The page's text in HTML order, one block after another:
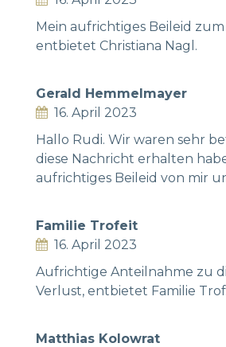
Mein aufrichtiges Beileid
entbietet Christiana Nagl.
Gerald Hemmelmayer
16. April 2023
Hallo Rudi. Wir waren sehr
diese Nachricht erhalten
aufrichtiges Beileid von mir
Familie Trofeit
16. April 2023
Aufrichtige Anteilnahme zu
Verlust, entbietet Familie
Matthias Kolowrat